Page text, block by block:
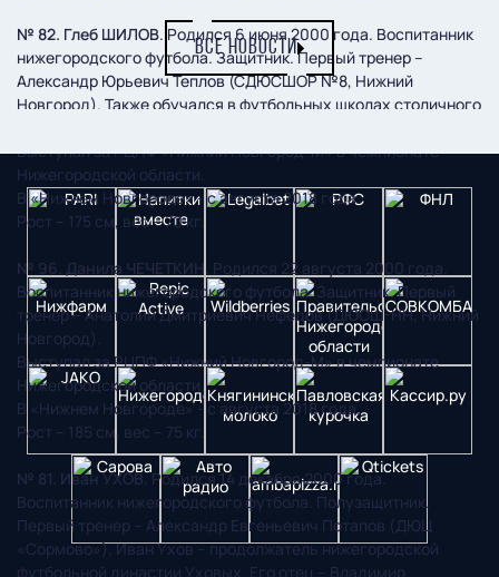
№ 82. Глеб ШИЛОВ. Родился 6 июня 2000 года. Воспитанник
нижегородского футбола. Защитник. Первый тренер –
Александр Юрьевич Теплов (СДЮСШОР №8, Нижний
Новгород). Также обучался в футбольных школах столичного
Выступал за РЦПФ «Нижний Новгород-М» в чемпионате
Нижегородской области.
В «Нижнем Новгороде» - с августа 2018 года.
Рост – 175 см, вес – 70 кг.
№ 96. Данила ЧЕЧЕТКИН . Родился 22 августа 2000 года.
Воспитанник нижегородского футбола. Защитник. Первый
тренер – Анатолий Дмитриевич Нефедов (ДЮСШ-НН, Нижний
Новгород).
Выступал за РЦПФ «Нижний Новгород-М» в чемпионате
Нижегородской области.
В «Нижнем Новгороде» - с августа 2018 года.
Рост – 185 см, вес – 75 кг.
№ 81. Иван УХОВ. Родился 14 декабря 2000 года.
Воспитанник нижегородского футбола. Полузащитник.
Первый тренер – Александр Евгеньевич Потапов (ДЮЦ
«Сормово»). Иван Ухов – продолжатель нижегородской
футбольной династии Уховых. Его отец – Владимир
ВСЕ НОВОСТИ